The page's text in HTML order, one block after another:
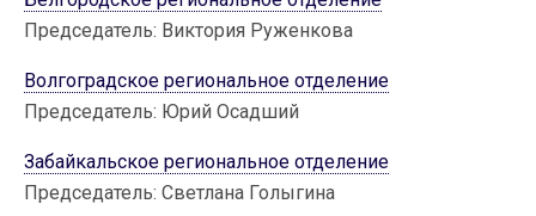
Председатель: Виктория Руженкова
Волгоградское региональное отделение
Председатель: Юрий Осадший
Забайкальское региональное отделение
Председатель: Светлана Голыгина